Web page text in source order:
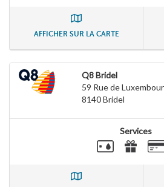
AFFICHER SUR LA CARTE
Q8 Bridel
59 Rue de
8140Bridel
Services